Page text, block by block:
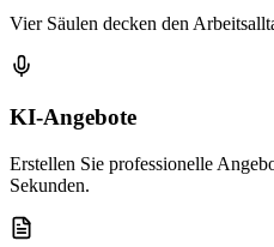
Vier Säulen decken den
KI-Angebote
Erstellen Sie professionelle
Sekunden.